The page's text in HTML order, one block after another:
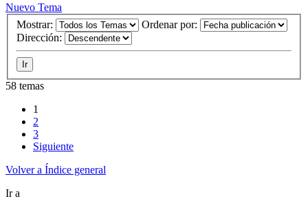
Nuevo Tema
Mostrar:
Ordenar por:
Dirección:
58 temas
1
2
3
Siguiente
Volver a Índice general
Ir a